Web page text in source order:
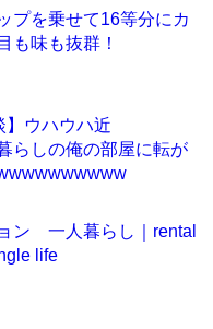
プを乗せて16等分にカ
も味も抜群！
】ウハウハ近
しの俺の部屋に転が
ン 一人暮らし｜rental
life